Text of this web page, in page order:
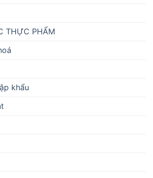
THỰC PHẨM
khẩu